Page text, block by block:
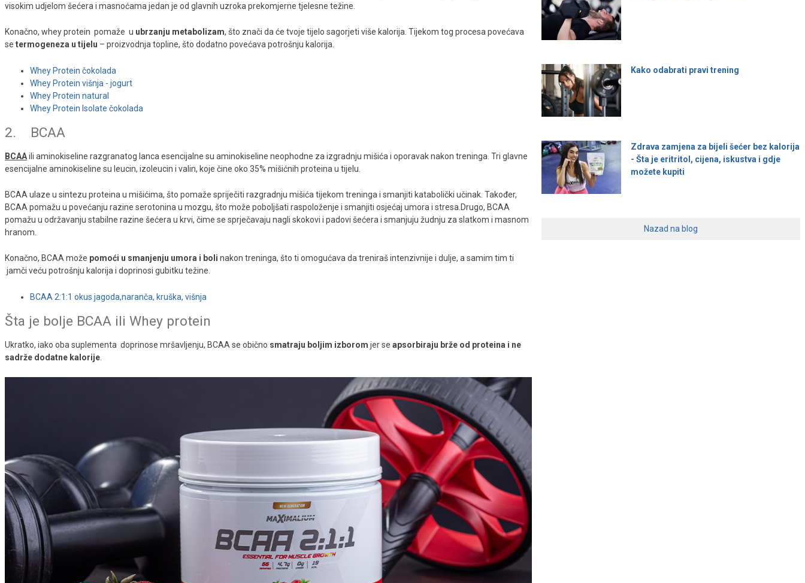
visokim udjelom šećera i masnoćama jedan je od glavnih uzroka prekomjerne tjelesne težine.
Konačno, whey protein pomaže u ubrzanju metabolizam, što znači da će tvoje tijelo sagorjeti više kalorija. Tijekom tog procesa povećava
se termogeneza u tijelu – proizvodnja topline, što dodatno povećava potrošnju kalorija.
Whey Protein čokolada
Whey Protein višnja - jogurt
Whey Protein natural
Whey Protein Isolate čokolada
2. BCAA
BCAAili aminokiseline razgranatog lanca esencijalne su aminokiseline neophodne za izgradnju mišića i oporavak nakon treninga. Tri glavne
esencijalne aminokiseline su leucin, izoleucin i valin, koje čine oko 35% mišićnih proteina u tijelu.
BCAA ulaze u sintezu proteina u mišićima, što pomaže spriječiti razgradnju mišića tijekom treninga i smanjiti katabolički učinak. Također,
BCAA pomažu u povećanju razine serotonina u mozgu, što može poboljšati raspoloženje i smanjiti osjećaj umora i stresa.Drugo, BCAA
pomažu u održavanju stabilne razine šećera u krvi, čime se sprječavaju nagli skokovi i padovi šećera i smanjuju žudnju za slatkom i masnom
hranom.
Konačno, BCAA može pomoći u smanjenju umora i boli nakon treninga, što ti omogućava da treniraš intenzivnije i dulje, a samim tim ti
jamči veću potrošnju kalorija i doprinosi gubitku težine.
BCAA 2:1:1 okus jagoda,naranča, kruška, višnja
Šta je bolje BCAA ili Whey protein
Ukratko, iako oba suplementa doprinose mršavljenju, BCAA se obično smatraju boljim izborom jer se apsorbiraju brže od proteina i ne
sadrže dodatne kalorije
Kako odabrati pravi trening
Zdrava zamjena za bijeli šećer bez kalorija
- Šta je eritritol, cijena, iskustva i gdje
možete kupiti
Nazad na blog